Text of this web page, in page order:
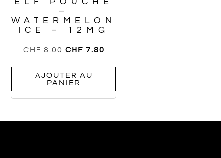
–
WATERMELON
ICE – 12MG
CHF 8.00 CHF 7.80
AJOUTER AU
PANIER